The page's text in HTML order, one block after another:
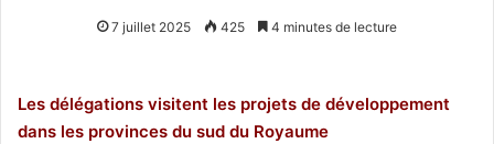
7 juillet 2025 425 4 minutes de lecture
Les délégations visitent les projets de développement
dans les provinces du sud du Royaume